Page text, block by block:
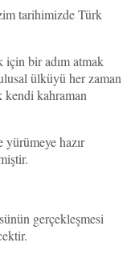
tarihimizde Türk
bir adım atmak
ülküyü her zaman
kendi kahraman
hazır
gerçekleşmesi